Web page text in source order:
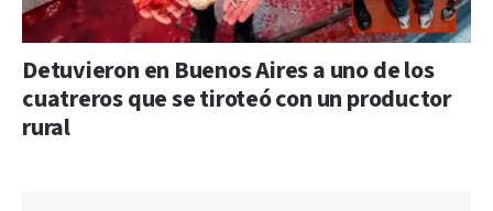
Detuvieron en Buenos Aires a uno de los
cuatreros que se tiroteó con un productor
rural